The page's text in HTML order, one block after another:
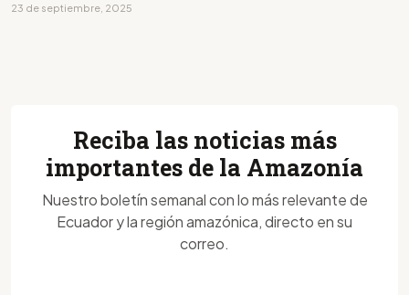
23 de septiembre, 2025
Reciba las noticias más
importantes de la Amazonía
Nuestro boletín semanal con lo más relevante de
Ecuador y la región amazónica, directo en su
correo.